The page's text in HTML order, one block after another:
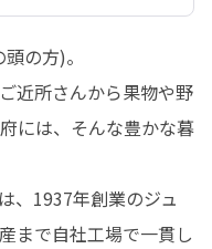
の方)。
近所さんから果物や野
には、そんな豊かな暮
、1937年創業のジュ
まで自社工場で一貫し